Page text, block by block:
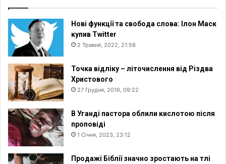
Нові функції та свобода слова: Ілон Маск
купив Twitter
2 Травня, 2022, 21:58
Точка відліку – літочислення від Різдва
Христового
27 Грудня, 2016, 09:22
В Уганді пастора облили кислотою після
проповіді
1 Січня, 2023, 23:12
Продажі Біблії значно зростають на тлі